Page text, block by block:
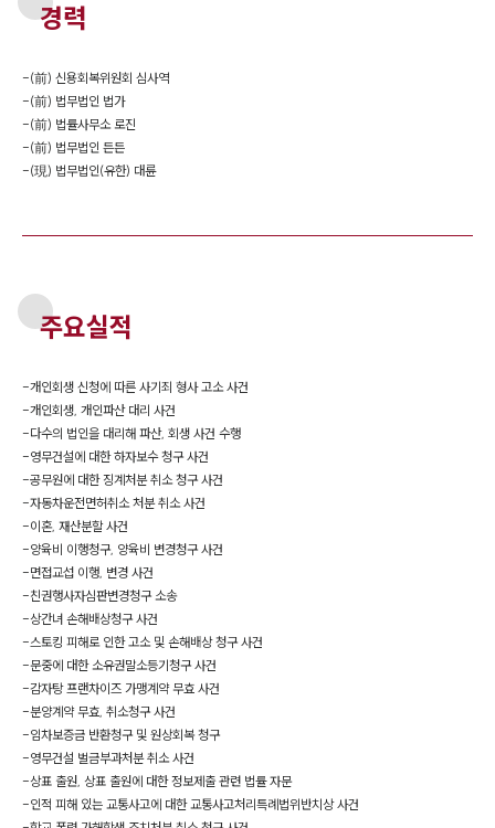
경력
-(前) 신용회복위원회 심사역
-(前) 법무법인 법가
-(前) 법률사무소 로진
-(前) 법무법인 든든
-(現) 법무법인(유한) 대륜
주요실적
-개인회생 신청에 따른 사기죄 형사 고소 사건
-개인회생, 개인파산 대리 사건
-다수의 법인을 대리해 파산, 회생 사건 수행
-영무건설에 대한 하자보수 청구 사건
-공무원에 대한 징계처분 취소 청구 사건
-자동차운전면허취소 처분 취소 사건
-이혼, 재산분할 사건
-양육비 이행청구, 양육비 변경청구 사건
-면접교섭 이행, 변경 사건
-친권행사자심판변경청구 소송
-상간녀 손해배상청구 사건
-스토킹 피해로 인한 고소 및 손해배상 청구 사건
-문중에 대한 소유권말소등기청구 사건
-감자탕 프랜차이즈 가맹계약 무효 사건
-분양계약 무효, 취소청구 사건
-임차보증금 반환청구 및 원상회복 청구
-영무건설 벌금부과처분 취소 사건
-상표 출원, 상표 출원에 대한 정보제출 관련 법률 자문
-인적 피해 있는 교통사고에 대한 교통사고처리특례법위반치상 사건